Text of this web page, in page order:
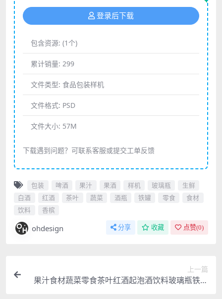
登录后下载
包含资源: (1个)
累计销量: 299
文件类型: 食品包装样机
文件格式: PSD
文件大小: 57M
下载遇到问题？可联系客服或提交工单反馈
包装 啤酒 果汁 果酒 样机 玻璃瓶
生鲜
白酒
红酒 茶叶 蔬菜 酒瓶 铁罐 零食
食材
饮料
香槟
ohdesign 分享 收藏 点赞(0)
上一篇
果汁食材蔬菜零食茶叶红酒起泡酒饮料玻璃瓶铁罐